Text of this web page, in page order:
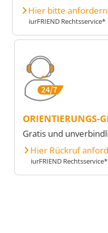
Hier bitte anfordern
iurFRIEND Rechtsservice*
ORIENTIERUNGS-
Gratis und
Hier Rückruf
iurFRIEND Rechtsservice*